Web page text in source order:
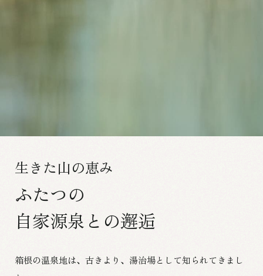
生きた山の恵み
ふたつの
自家源泉との邂逅
箱根の温泉地は、古きより、湯治場として知られてきまし